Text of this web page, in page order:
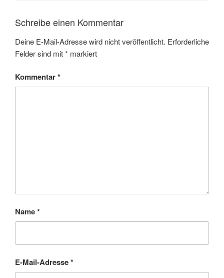
Schreibe einen Kommentar
Deine E-Mail-Adresse wird nicht veröffentlicht. Erforderliche
Felder sind mit* markiert
Kommentar*
Name*
E-Mail-Adresse*